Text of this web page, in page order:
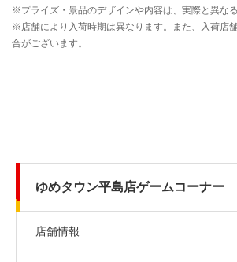
ゆめタウン平島店ゲームコーナー
店舗情報